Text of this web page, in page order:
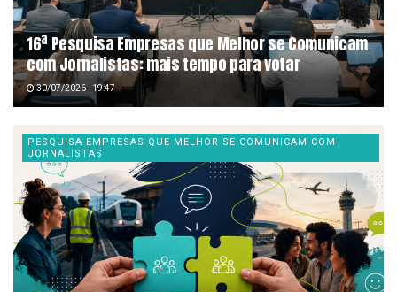
16ª Pesquisa Empresas que Melhor se Comunicam
com Jornalistas: mais tempo para votar
30/07/2026 - 19:47
PESQUISA EMPRESAS QUE MELHOR SE COMUNICAM COM
JORNALISTAS